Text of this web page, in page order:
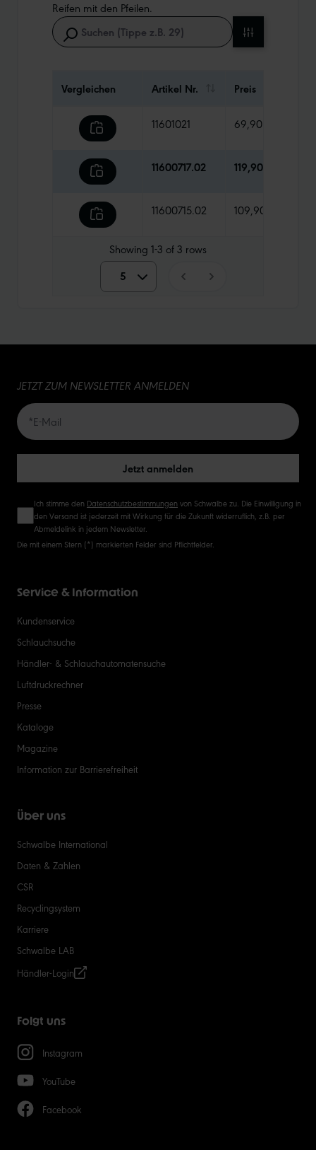
Reifen mit den Pfeilen.
Vergleichen Artikel Nr. Preis
11601021 69,90 €
11600717.02 119,90 €
11600715.02 109,90 €
Showing 1-3 of3 rows
5 5
20
JETZT ZUM NEWSLETTER ANMELDEN
Jetzt anmelden
Ich stimme den Datenschutzbestimmungen von Schwalbe zu. Die Einwilligung in
den Versand ist jederzeit mit Wirkung für die Zukunft widerruflich, z.B. per
Abmeldelink in jedem Newsletter.
Die mit einem Stern (*) markierten Felder sind Pflichtfelder.
Service & Information
Kundenservice
Schlauchsuche
Händler- & Schlauchautomatensuche
Luftdruckrechner
Presse
Kataloge
Magazine
Information zur Barrierefreiheit
Über uns
Schwalbe International
Daten & Zahlen
CSR
Recyclingsystem
Karriere
Schwalbe LAB
Händler-Login
Folgt uns
Instagram
YouTube
Facebook